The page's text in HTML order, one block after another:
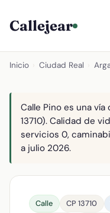
Callejear
Inicio Ciudad Real
Calle Pino es una vía
13710). Calidad de
servicios 0,
a julio 2026.
Calle CP 13710